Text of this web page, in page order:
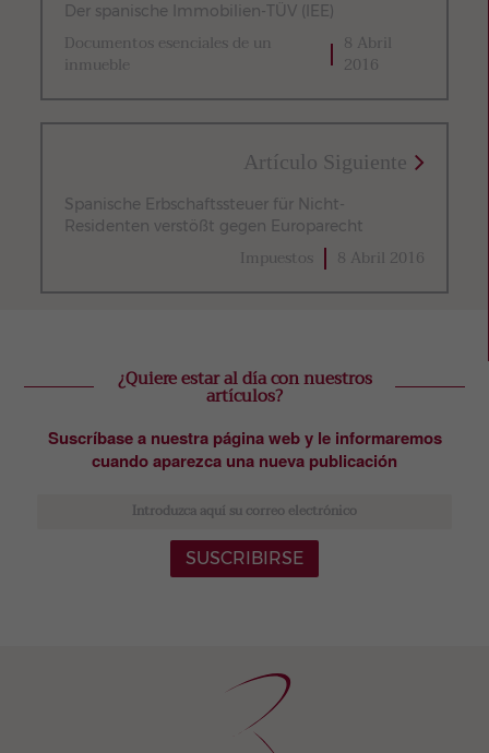
Der spanische Immobilien-TÜV (IEE)
Documentos esenciales de un
inmueble
8 Abril
2016
Artículo Siguiente
Spanische Erbschaftssteuer für Nicht-
Residenten verstößt gegen Europarecht
Impuestos 8 Abril 2016
¿Quiere estar al día con nuestros
artículos?
Suscríbase a nuestra página web y le informaremos
cuando aparezca una nueva publicación
SUSCRIBIRSE